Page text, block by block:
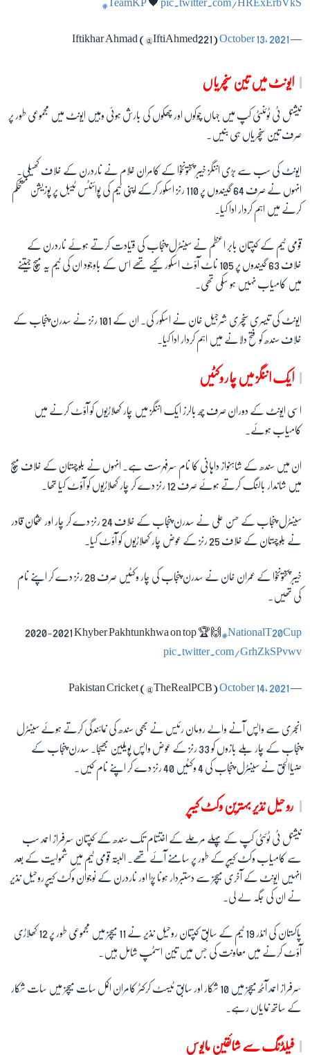
#TeamKP 🖤 pic.twitter.com/HRExErbVkS
— Iftikhar Ahmad (@IftiAhmed221)
October 13, 2021
ایونٹ میں تین سنچریاں
نیشنل ٹی ٹوئنٹی کپ میں جہاں چوکوں اور چھکوں کی بارش ہوئی وہیں ایونٹ میں مجموعی طور پر
صرف تین سنچریاں ہی بنیں۔
ایونٹ کی سب سے بڑی اننگز خیبر پختونخوا کے کامران غلام نے ناردرن کے خلاف کھیلی۔
انہوں نے صرف 64 گیندوں پر 110 رنز اسکور کرکے اپنی ٹیم کی پوائنٹس ٹیبل پر پوزیشن مستحکم
کرنے میں اہم کردار ادا کیا۔
قومی ٹیم کے کپتان بابر اعظم نے سینٹرل پنجاب کی قیادت کرتے ہوئے ناردرن کے
خلاف 63 گیندوں پر 105 ناٹ آؤٹ اسکور کیے تھے اس کے باوجود ان کی ٹیم یہ میچ جیتنے
میں کامیاب نہیں ہو سکی تھی۔
ایونٹ کی تیسری سنچری شرجیل خان نے اسکور کی۔ ان کے 101 رنز نے سدرن پنجاب کے
خلاف سندھ کو فتح دلانے میں اہم کردار ادا کیا۔
ایک اننگز میں چار وکٹیں
اسی ایونٹ کے دوران صرف چھ بالرز ایک اننگز میں چار کھلاڑیوں کو آؤٹ کرنے میں
کامیاب ہوئے۔
ان میں سندھ کے شاہنواز داہانی کا نام سرفہرست ہے۔ انہوں نے بلوچستان کے خلاف میچ
میں شاندار بالنگ کرتے ہوئے صرف 12 رنز دے کر چار کھلاڑیوں کو آؤٹ کیا تھا۔
سینٹرل پنجاب کے حسن علی نے سدرن پنجاب کے خلاف 24 رنز دے کر چار اور عثمان قادر
نے بلوچستان کے خلاف 25 رنز کے عوض چار کھلاڑیوں کو آؤٹ کیا۔
خیبر پختونخوا کے عمران خان نے سدرن پنجاب کی چار وکٹیں صرف 28 رنز دے کر اپنے نام
کی تھیں۔
2020-2021 Khyber Pakhtunkhwa on top 🏆🙌 #NationalT20Cup
pic.twitter.com/GrhZkSPvwv
— Pakistan Cricket (@TheRealPCB)
October 14, 2021
انجری سے واپس آنے والے رومان رئیس نے بھی سندھ کی نمائندگی کرتے ہوئے سینٹرل
پنجاب کے چار بلے بازوں کو 33 رنز کے عوض واپس پویلین بھیجا۔ سدرن پنجاب کے
ضیاالحق نے سینٹرل پنجاب کی 4 وکٹیں 40 رنز دے کر اپنے نام کیں۔
روحیل نذیر بہترین وکٹ کیپر
نیشنل ٹی ٹوئٹی کپ کے پہلے مرحلے کے اختتام تک سندھ کے کپتان سرفراز احمد سب
سے کامیاب وکٹ کیپر کے طور پر سامنے آئے تھے۔ البتہ قومی ٹیم میں شمولیت کے بعد
انہیں ایونٹ کے آخری میچز سے دستبردار ہونا پڑا اور ناردرن کے نوجوان وکٹ کیپر روحیل نذیر
نے ان کی جگہ لے لی۔
پاکستان کی انڈر 19 ٹیم کے سابق کپتان روحیل نذیر نے 11 میچز میں مجموعی طور پر 12 کھلاڑی
آؤٹ کرنے میں معاونت کی جس میں تین اسٹمپ شامل ہیں۔
سرفراز احمد آٹھ میچز میں 10 شکار اور سابق ٹیسٹ کرکٹر کامران اکمل سات میچز میں سات شکار
کے ساتھ نمایاں رہے۔
فیلڈنگ سے شائقین مایوس